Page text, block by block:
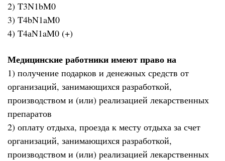
2) T3N1bM0
3) T4bN1aM0
4) T4аN1aM0 (+)
Медицинские работники имеют право на
1) получение подарков и денежных средств от
организаций, занимающихся разработкой,
производством и (или) реализацией лекарственных
препаратов
2) оплату отдыха, проезда к месту отдыха за счет
организаций, занимающихся разработкой,
производством и (или) реализацией лекарственных